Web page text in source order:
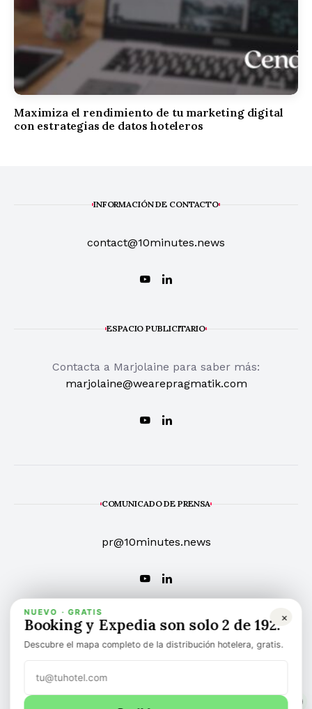
Maximiza el rendimiento de tu marketing digital
con estrategias de datos hoteleros
INFORMACIÓN DE CONTACTO
contact@10minutes.news
ESPACIO PUBLICITARIO
Contacta a Marjolaine para saber más:
marjolaine@wearepragmatik.com
COMUNICADO DE PRENSA
pr@10minutes.news
×
NUEVO · GRATIS
Booking y Expedia son solo 2 de 192.
Descubre el mapa completo de la distribución hotelera, gratis.